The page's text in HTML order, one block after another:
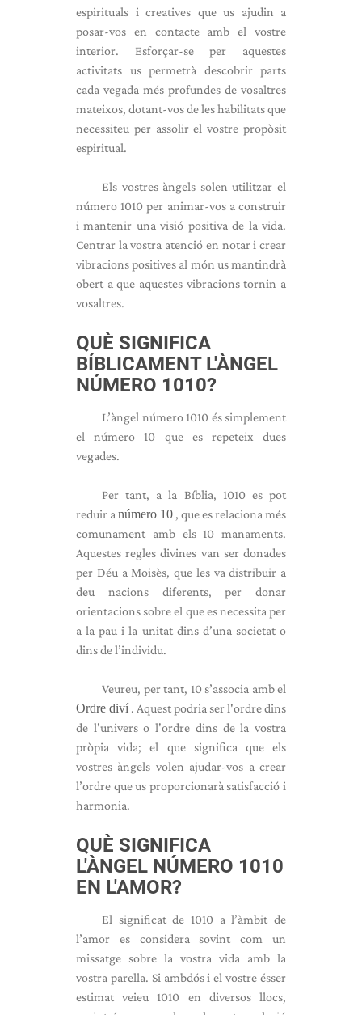
espirituals i creatives que us ajudin a
posar-vos en contacte amb el vostre
interior. Esforçar-se per aquestes
activitats us permetrà descobrir parts
cada vegada més profundes de vosaltres
mateixos, dotant-vos de les habilitats que
necessiteu per assolir el vostre propòsit
espiritual.
Els vostres àngels solen utilitzar el
número 1010 per animar-vos a construir
i mantenir una visió positiva de la vida.
Centrar la vostra atenció en notar i crear
vibracions positives al món us mantindrà
obert a que aquestes vibracions tornin a
vosaltres.
QUÈ SIGNIFICA
BÍBLICAMENT L'ÀNGEL
NÚMERO 1010?
L’àngel número 1010 és simplement
el número 10 que es repeteix dues
vegades.
Per tant, a la Bíblia, 1010 es pot
reduir a número 10 , que es relaciona més
comunament amb els 10 manaments.
Aquestes regles divines van ser donades
per Déu a Moisès, que les va distribuir a
deu nacions diferents, per donar
orientacions sobre el que es necessita per
a la pau i la unitat dins d’una societat o
dins de l’individu.
Veureu, per tant, 10 s’associa amb el
Ordre diví . Aquest podria ser l'ordre dins
de l'univers o l'ordre dins de la vostra
pròpia vida; el que significa que els
vostres àngels volen ajudar-vos a crear
l’ordre que us proporcionarà satisfacció i
harmonia.
QUÈ SIGNIFICA
L'ÀNGEL NÚMERO 1010
EN L'AMOR?
El significat de 1010 a l’àmbit de
l’amor es considera sovint com un
missatge sobre la vostra vida amb la
vostra parella. Si ambdós i el vostre ésser
estimat veieu 1010 en diversos llocs,